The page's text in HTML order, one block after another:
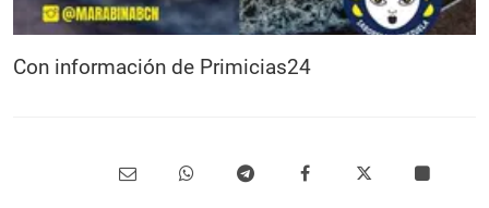
Con información de Primicias24